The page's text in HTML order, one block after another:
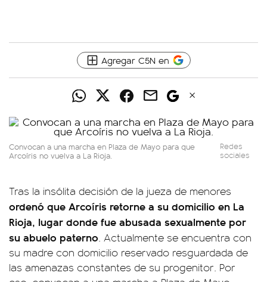
Agregar C5N en
Convocan a una marcha en Plaza de Mayo para que
Arcoíris no vuelva a La Rioja.
Redes
sociales
Tras la insólita decisión de la jueza de menores
ordenó que Arcoíris retorne a su domicilio en La
Rioja, lugar donde fue abusada sexualmente por
su abuelo paterno. Actualmente se encuentra con
su madre con domicilio reservado resguardada de
las amenazas constantes de su progenitor. Por